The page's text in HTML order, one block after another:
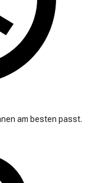
am besten passt.